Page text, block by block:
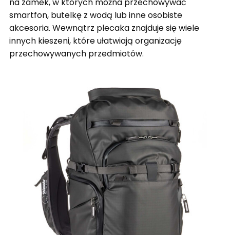
smartfon, butelkę z wodą lub inne osobiste
akcesoria. Wewnątrz plecaka znajduje się wiele
innych kieszeni, które ułatwiają organizację
przechowywanych przedmiotów.